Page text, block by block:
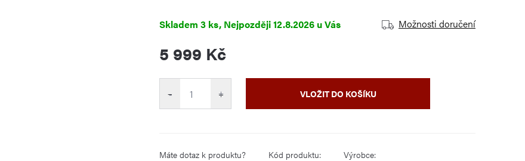
Skladem 3 ks 12.8.2026 Možnosti doručení
5 999 Kč
Měrná
cena:
+
− VLOŽIT DO KOŠÍKU
Máte dotaz k produktu?
Kód produktu:
Výrobce: